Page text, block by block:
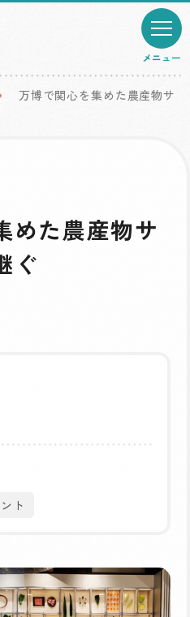
メニュー
万博で関心を集めた農産物サ
めた農産物サ
ぐ
ト